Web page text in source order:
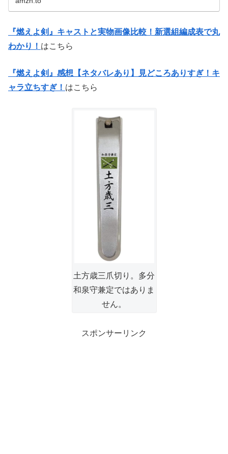
『燃えよ剣』キャストと実物画像比較！新選組編成表で丸
わかり！ はこちら
『燃えよ剣』感想【ネタバレあり】見どころありすぎ！キ
ャラ立ちすぎ！ はこちら
土方歳三爪切り。多分
和泉守兼定ではありま
せん。
スポンサーリンク